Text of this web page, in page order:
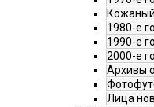
1980-е
1990-е
2000-е
Архивы
Лица